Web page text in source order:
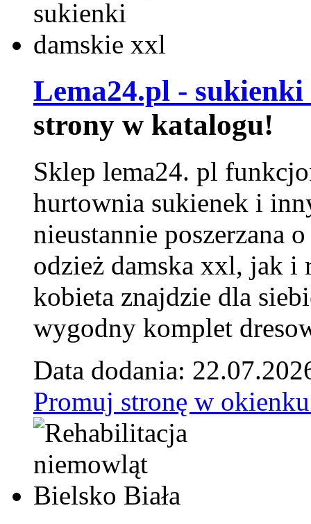
Lema24.pl -
strony w katalogu!
Sklep lema24. pl
hurtownia sukienek i
nieustannie poszerzana
odzież damska xxl, jak i
kobieta znajdzie dla
wygodny komplet
Data dodania:
Promuj stronę w